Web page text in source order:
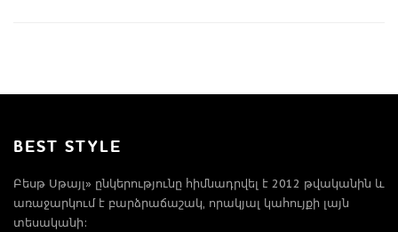
BEST STYLE
Բեսթ Սթայլ» ընկերությունը հիմնադրվել է 2012 թվականին և
առաջարկում է բարձրաճաշակ, որակյալ կահույքի լայն
տեսականի: